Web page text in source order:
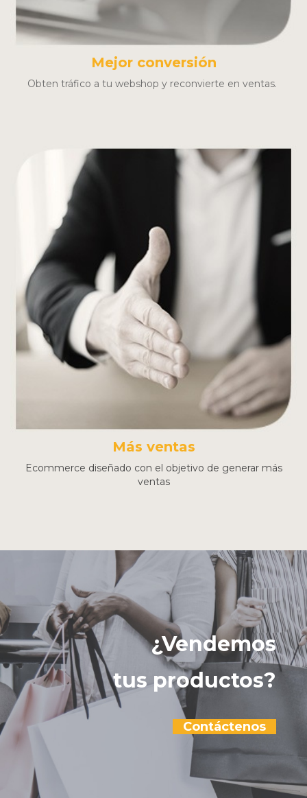
Mejor conversión
Obten tráfico a tu webshop y reconvierte en ventas.
Más ventas
Ecommerce diseñado con el objetivo de generar más
ventas
¿Vendemos
tus productos?
Contáctenos